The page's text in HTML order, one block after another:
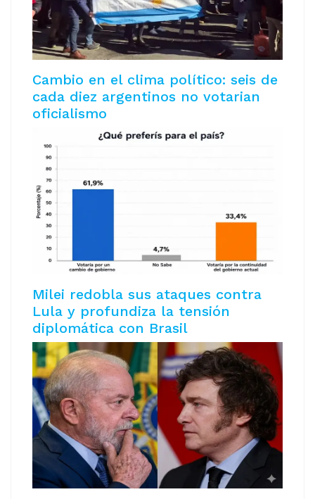
Cambio en el clima político: seis de
cada diez argentinos no votarian
oficialismo
Milei redobla sus ataques contra
Lula y profundiza la tensión
diplomática con Brasil